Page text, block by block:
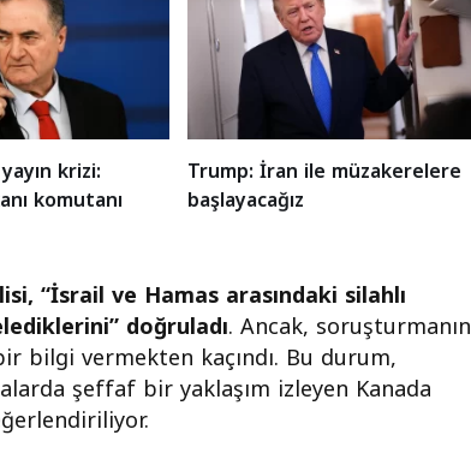
krizi:
komutanı
Trump: İran ile müzakerelere
başlayacağız
“İsrail ve Hamas arasındaki silahlı
doğruladı. Ancak, soruşturmanın
bilgi vermekten kaçındı. Bu durum,
şeffaf bir yaklaşım izleyen Kanada